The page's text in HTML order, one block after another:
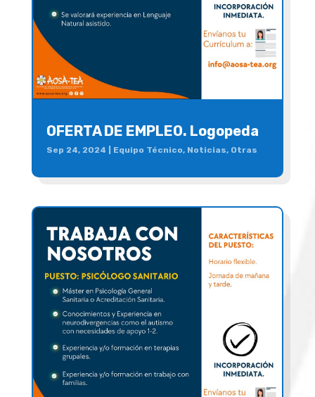
OFERTA DE EMPLEO. Logopeda
Sep 24, 2024 Equipo Técnico, Noticias, Otras